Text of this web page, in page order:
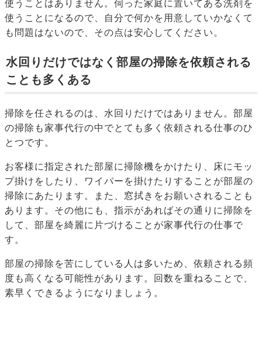
使うことはありません。伺った家庭に置いてある洗剤を
使うことになるので、自分で何かを用意していかなくて
も問題はないので、その点は安心してください。
水回りだけではなく部屋の掃除を依頼される
ことも多くある
掃除を任されるのは、水回りだけではありません。部屋
の掃除も家事代行の中でとても多く依頼される仕事のひ
とつです。
お客様に指定された部屋に掃除機をかけたり、床にモッ
プ掛けをしたり、ワイパーを掛けたりすることが部屋の
掃除にあたります。また、窓拭きをお願いされることも
あります。その他にも、指示があればその通りに掃除を
して、部屋を綺麗に片づけることが家事代行の仕事で
す。
部屋の掃除を苦にしている人は多いため、依頼される頻
度も高くなる可能性があります。回数を重ねることで、
素早くできるようになりましょう。